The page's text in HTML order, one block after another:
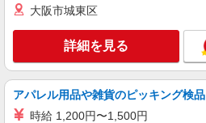
大阪市城東区
詳細を見る
アパレル用品や雑貨のピッキング検品
時給 1,200円〜1,500円